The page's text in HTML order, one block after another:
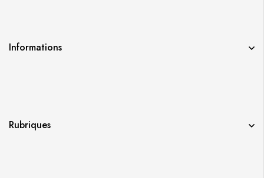
Informations
Rubriques